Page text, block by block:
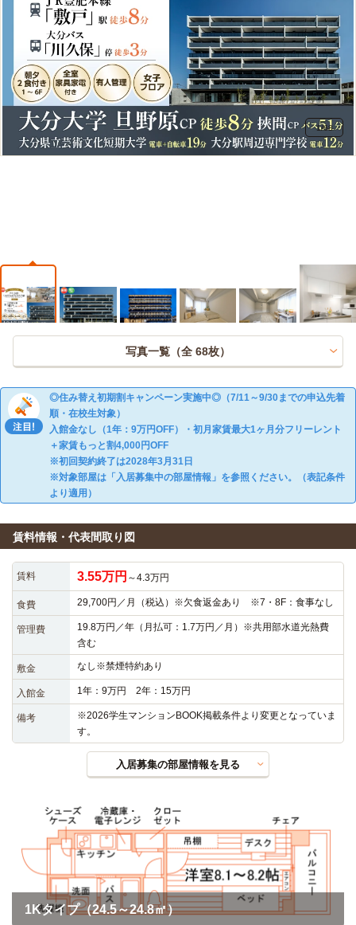
1/68
写真一覧（全 68枚）
◎住み替え初期割キャンペーン実施中◎（7/11～9/30までの申込先着
順・在校生対象）
入館金なし（1年：9万円OFF）・初月家賃最大1ヶ月分フリーレント
＋家賃もっと割4,000円OFF
※初回契約終了は2028年3月31日
※対象部屋は「入居募集中の部屋情報」を参照ください。（表記条件
より適用）
賃料情報・代表間取り図
賃料 3.55万円 ～4.3万円
食費 29,700円／月（税込）※欠食返金あり ※7・8F：食事なし
管理費
19.8万円／年（月払可：1.7万円／月）※共用部水道光熱費
含む
敷金 なし※禁煙特約あり
入館金 1年：9万円 2年：15万円
備考
※2026学生マンションBOOK掲載条件より変更となっていま
す。
入居募集の部屋情報を見る
1Kタイプ（24.5～24.8㎡）